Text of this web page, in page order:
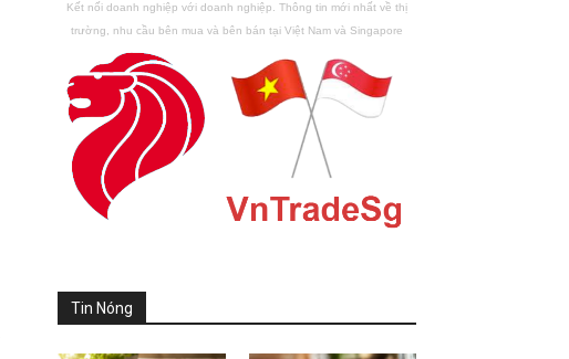
Kết nối doanh nghiệp với doanh nghiệp. Thông tin mới nhất về thị
trường, nhu cầu bên mua và bên bán tại Việt Nam và Singapore
Tin Nóng